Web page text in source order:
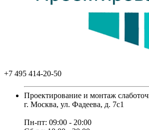
+7 495 414-20-50
Проектирование и монтаж
г. Москва, ул. Фадеева, д. 7с1
Пн-пт: 09:00 - 20:00